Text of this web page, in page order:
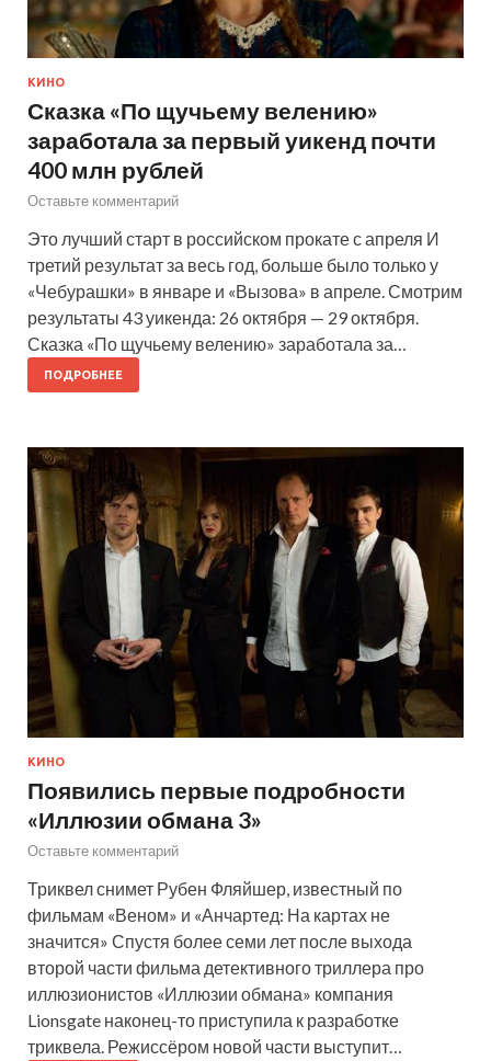
КИНО
Сказка «По щучьему велению»
заработала за первый уикенд почти
400 млн рублей
Оставьте комментарий
Это лучший старт в российском прокате с апреля И
третий результат за весь год, больше было только у
«Чебурашки» в январе и «Вызова» в апреле. Смотрим
результаты 43 уикенда: 26 октября — 29 октября.
Сказка «По щучьему велению» заработала за…
ПОДРОБНЕЕ
КИНО
Появились первые подробности
«Иллюзии обмана 3»
Оставьте комментарий
Триквел снимет Рубен Фляйшер, известный по
фильмам «Веном» и «Анчартед: На картах не
значится» Спустя более семи лет после выхода
второй части фильма детективного триллера про
иллюзионистов «Иллюзии обмана» компания
Lionsgate наконец-то приступила к разработке
триквела. Режиссёром новой части выступит…